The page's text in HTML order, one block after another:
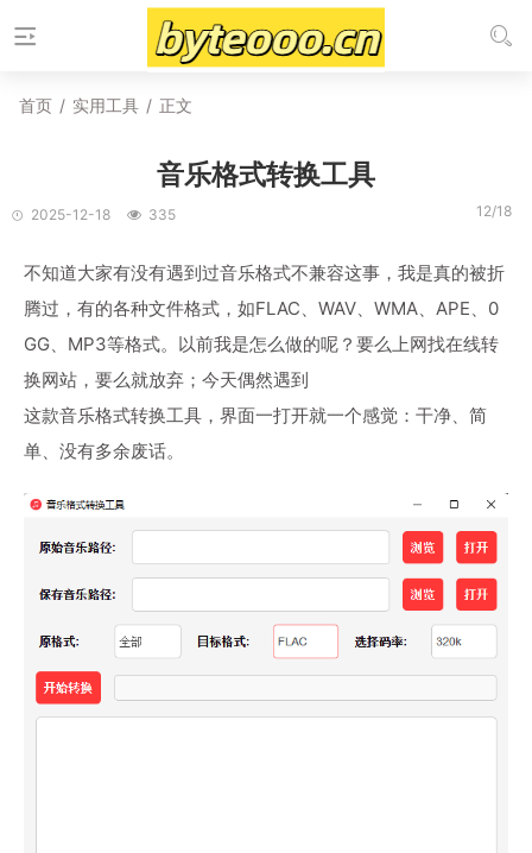
首页 / 实用工具 / 正文
音乐格式转换工具
2025-12-18 335 12/18
不知道大家有没有遇到过音乐格式不兼容这事，我是真的被折
腾过，有的各种文件格式，如FLAC、WAV、WMA、APE、0
GG、MP3等格式。以前我是怎么做的呢？要么上网找在线转
换网站，要么就放弃；今天偶然遇到
这款音乐格式转换工具，界面一打开就一个感觉：干净、简
单、没有多余废话。